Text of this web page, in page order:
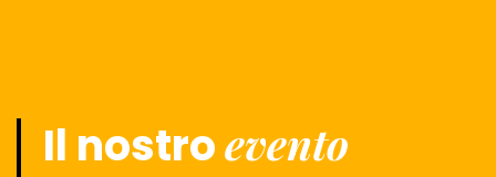
Il nostroevento